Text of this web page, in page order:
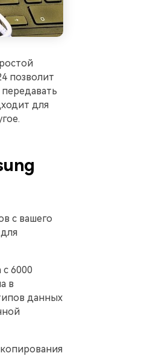
позволит
для
с вашего
6000
в
данных